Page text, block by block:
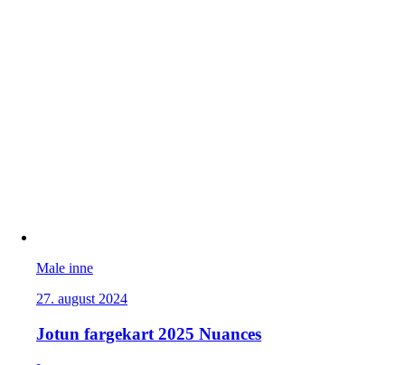
Male inne
27. august 2024
Jotun fargekart 2025 Nuances